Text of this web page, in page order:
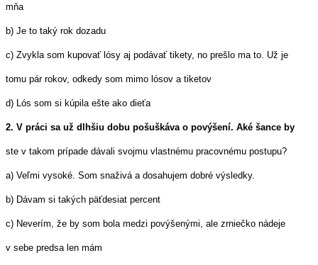
mňa
b) Je to taký rok dozadu
c) Zvykla som kupovať lósy aj podávať tikety, no prešlo ma to. Už je
tomu pár rokov, odkedy som mimo lósov a tiketov
d) Lós som si kúpila ešte ako dieťa
2. V práci sa už dlhšiu dobu pošuškáva o povýšení. Aké šance by
ste v takom prípade dávali svojmu vlastnému pracovnému postupu?
a) Veľmi vysoké. Som snaživá a dosahujem dobré výsledky.
b) Dávam si takých päťdesiat percent
c) Neverím, že by som bola medzi povýšenými, ale zrniečko nádeje
v sebe predsa len mám